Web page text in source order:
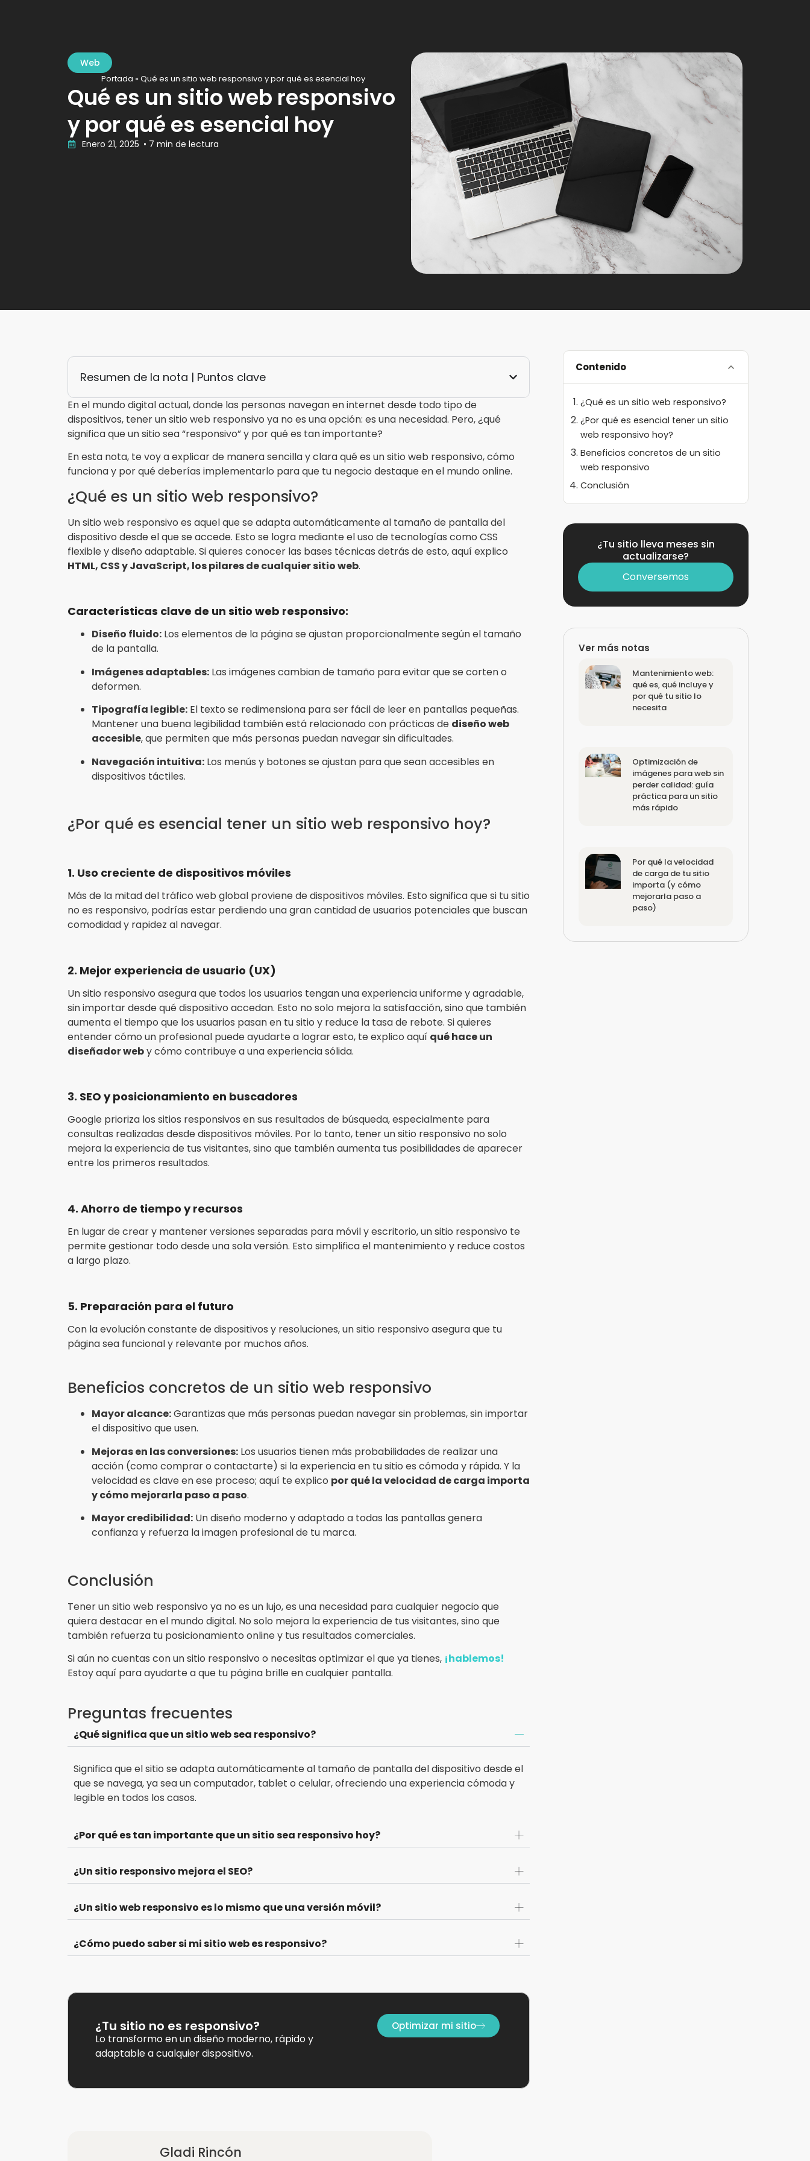
Web
Portada »Qué es un sitio web responsivo y por qué es esencial hoy
Qué es un sitio web responsivo
y por qué es esencial hoy
Enero 21, 2025 • 7 min de lectura
Resumen de la nota | Puntos clave
En el mundo digital actual, donde las personas navegan en internet desde todo tipo de
dispositivos, tener un sitio web responsivo ya no es una opción: es una necesidad. Pero, ¿qué
significa que un sitio sea “responsivo” y por qué es tan importante?
En esta nota, te voy a explicar de manera sencilla y clara qué es un sitio web responsivo, cómo
funciona y por qué deberías implementarlo para que tu negocio destaque en el mundo online.
¿Qué es un sitio web responsivo?
Un sitio web responsivo es aquel que se adapta automáticamente al tamaño de pantalla del
dispositivo desde el que se accede. Esto se logra mediante el uso de tecnologías como CSS
flexible y diseño adaptable. Si quieres conocer las bases técnicas detrás de esto, aquí explico
HTML, CSS y JavaScript, los pilares de cualquier sitio web.
Características clave de un sitio web responsivo:
Diseño fluido: Los elementos de la página se ajustan proporcionalmente según el tamaño
de la pantalla.
Imágenes adaptables: Las imágenes cambian de tamaño para evitar que se corten o
deformen.
Tipografía legible: El texto se redimensiona para ser fácil de leer en pantallas pequeñas.
Mantener una buena legibilidad también está relacionado con prácticas de diseño web
accesible,que permiten que más personas puedan navegar sin dificultades.
Navegación intuitiva: Los menús y botones se ajustan para que sean accesibles en
dispositivos táctiles.
¿Por qué es esencial tener un sitio web responsivo hoy?
1. Uso creciente de dispositivos móviles
Más de la mitad del tráfico web global proviene de dispositivos móviles. Esto significa que si tu sitio
no es responsivo, podrías estar perdiendo una gran cantidad de usuarios potenciales que buscan
comodidad y rapidez al navegar.
2. Mejor experiencia de usuario (UX)
Un sitio responsivo asegura que todos los usuarios tengan una experiencia uniforme y agradable,
sin importar desde qué dispositivo accedan. Esto no solo mejora la satisfacción, sino que también
aumenta el tiempo que los usuarios pasan en tu sitio y reduce la tasa de rebote. Si quieres
entender cómo un profesional puede ayudarte a lograr esto, te explico aquí qué hace un
diseñador weby cómo contribuye a una experiencia sólida.
3. SEO y posicionamiento en buscadores
Google prioriza los sitios responsivos en sus resultados de búsqueda, especialmente para
consultas realizadas desde dispositivos móviles. Por lo tanto, tener un sitio responsivo no solo
mejora la experiencia de tus visitantes, sino que también aumenta tus posibilidades de aparecer
entre los primeros resultados.
4. Ahorro de tiempo y recursos
En lugar de crear y mantener versiones separadas para móvil y escritorio, un sitio responsivo te
permite gestionar todo desde una sola versión. Esto simplifica el mantenimiento y reduce costos
a largo plazo.
5. Preparación para el futuro
Con la evolución constante de dispositivos y resoluciones, un sitio responsivo asegura que tu
página sea funcional y relevante por muchos años.
Beneficios concretos de un sitio web responsivo
Mayor alcance:Garantizas que más personas puedan navegar sin problemas, sin importar
el dispositivo que usen.
Mejoras en las conversiones: Los usuarios tienen más probabilidades de realizar una
acción (como comprar o contactarte) si la experiencia en tu sitio es cómoda y rápida. Y la
velocidad es clave en ese proceso; aquí te explico por qué la velocidad de carga importa
y cómo mejorarla paso a paso.
Mayor credibilidad: Un diseño moderno y adaptado a todas las pantallas genera
confianza y refuerza la imagen profesional de tu marca.
Conclusión
Tener un sitio web responsivo ya no es un lujo, es una necesidad para cualquier negocio que
quiera destacar en el mundo digital. No solo mejora la experiencia de tus visitantes, sino que
también refuerza tu posicionamiento online y tus resultados comerciales.
Si aún no cuentas con un sitio responsivo o necesitas optimizar el que ya tienes, ¡hablemos!
Estoy aquí para ayudarte a que tu página brille en cualquier pantalla.
Preguntas frecuentes
¿Qué significa que un sitio web sea responsivo?
Significa que el sitio se adapta automáticamente al tamaño de pantalla del dispositivo desde el
que se navega, ya sea un computador, tablet o celular, ofreciendo una experiencia cómoda y
legible en todos los casos.
¿Por qué es tan importante que un sitio sea responsivo hoy?
¿Un sitio responsivo mejora el SEO?
¿Un sitio web responsivo es lo mismo que una versión móvil?
¿Cómo puedo saber si mi sitio web es responsivo?
¿Tu sitio no es responsivo?
Lo transformo en un diseño moderno, rápido y
adaptable a cualquier dispositivo.
Optimizar mi sitio
Contenido
¿Qué es un sitio web responsivo?
¿Por qué es esencial tener un sitio
web responsivo hoy?
Beneficios concretos de un sitio
web responsivo
Conclusión
¿Tu sitio lleva meses sin
actualizarse?
Conversemos
Ver más notas
Mantenimiento web:
qué es, qué incluye y
por qué tu sitio lo
necesita
Optimización de
imágenes para web sin
perder calidad: guía
práctica para un sitio
más rápido
Por qué la velocidad
de carga de tu sitio
importa (y cómo
mejorarla paso a
paso)
Gladi Rincón